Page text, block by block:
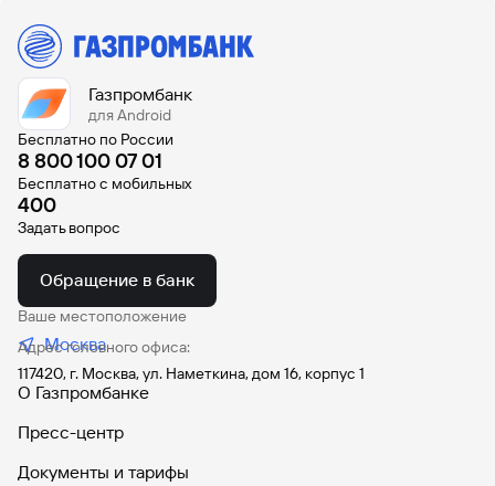
Газпромбанк
для Android
Бесплатно по России
8 800 100 07 01
Бесплатно с мобильных
400
Задать вопрос
Обращение в банк
Ваше местоположение
Москва
Адрес головного офиса:
117420, г. Москва, ул. Наметкина, дом 16, корпус 1
О Газпромбанке
Пресс-центр
Документы и тарифы